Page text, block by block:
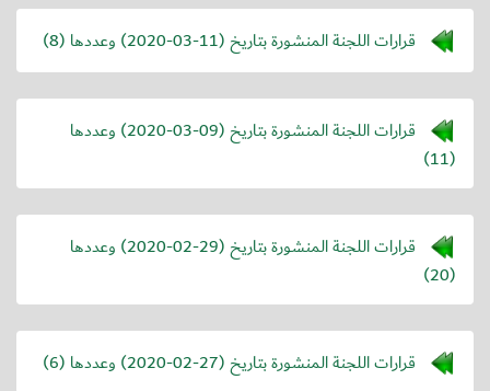
قرارات اللجنة المنشورة بتاريخ (2020-03-11) وعددها (8)
قرارات اللجنة المنشورة بتاريخ (2020-03-09) وعددها
(11)
قرارات اللجنة المنشورة بتاريخ (2020-02-29) وعددها
(20)
قرارات اللجنة المنشورة بتاريخ (2020-02-27) وعددها (6)